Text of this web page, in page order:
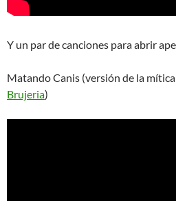
Y un par de canciones para abrir
Matando Canis (versión de la
Brujeria)